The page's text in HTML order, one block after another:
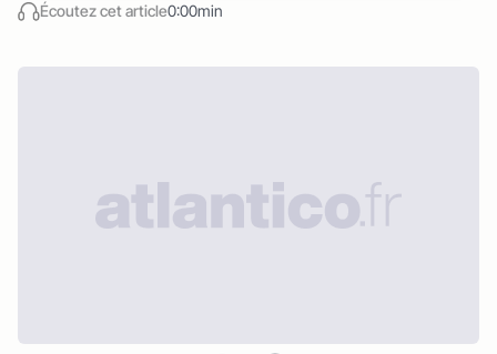
Écoutez cet article0:00min